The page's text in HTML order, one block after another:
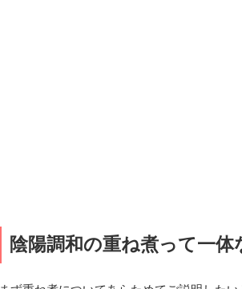
陰陽調和の重ね煮って一体